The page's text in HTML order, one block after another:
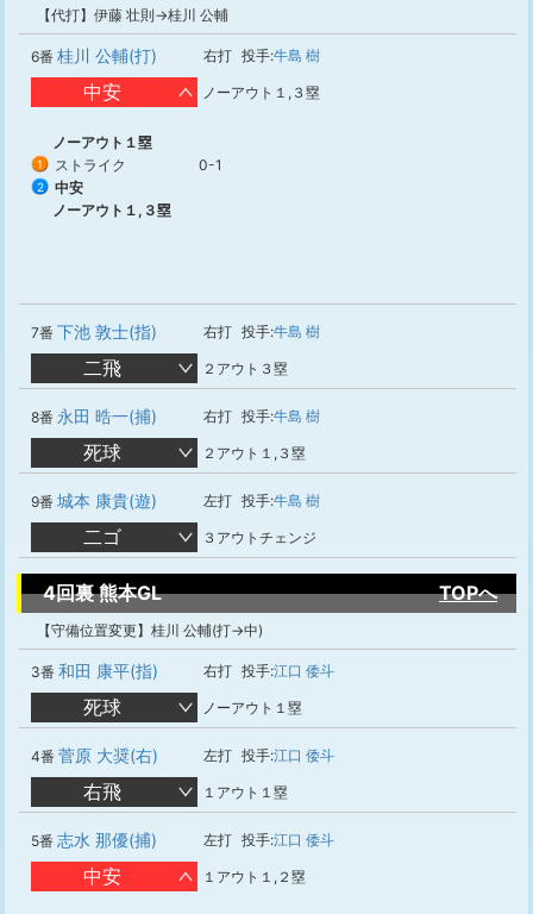
【代打】伊藤 壮則→桂川 公輔
6番 桂川 公輔(打) 右打 投手:牛島 樹
中安 ノーアウト１,３塁
ノーアウト１塁
1 ストライク 0-1
2
中安
ノーアウト１,３塁
7番 下池 敦士(指) 右打 投手:牛島 樹
二飛 ２アウト３塁
8番 永田 晧一(捕) 右打 投手:牛島 樹
死球 ２アウト１,３塁
9番 城本 康貴(遊) 左打 投手:牛島 樹
二ゴ ３アウトチェンジ
4回裏 熊本GL TOPへ
【守備位置変更】桂川 公輔(打→中)
3番 和田 康平(指) 右打 投手:江口 倭斗
死球 ノーアウト１塁
4番 菅原 大奨(右) 左打 投手:江口 倭斗
右飛 １アウト１塁
5番 志水 那優(捕) 左打 投手:江口 倭斗
中安 １アウト１,２塁